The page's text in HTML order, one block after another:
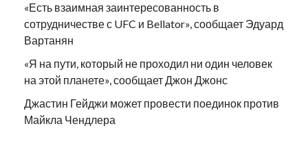
«Есть взаимная заинтересованность в
сотрудничестве с UFC и Bellator», сообщает Эдуард
Вартанян
«Я на пути, который не проходил ни один человек
на этой планете», сообщает Джон Джонс
Джастин Гейджи может провести поединок против
Майкла Чендлера